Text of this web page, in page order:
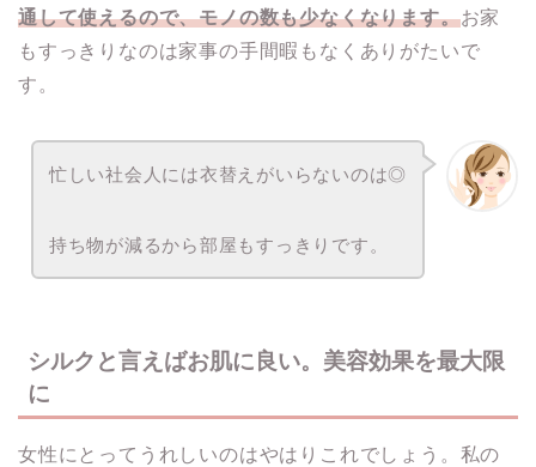
通して使えるので、モノの数も少なくなります。お家
もすっきりなのは家事の手間暇もなくありがたいで
す。
忙しい社会人には衣替えがいらないのは◎
持ち物が減るから部屋もすっきりです。
シルクと言えばお肌に良い。美容効果を最大限
に
女性にとってうれしいのはやはりこれでしょう。私の